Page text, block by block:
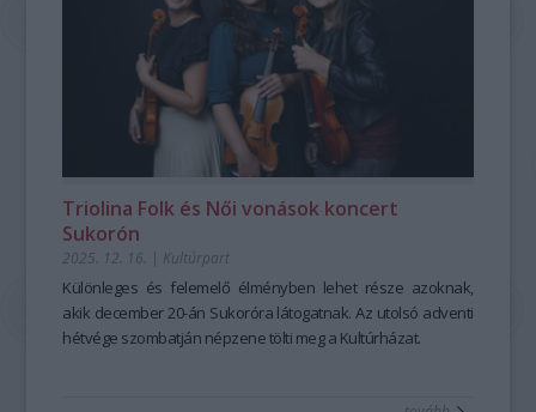
Triolina Folk és Női vonások koncert
Sukorón
2025. 12. 16. | Kultúrpart
Különleges és felemelő élményben lehet része azoknak,
akik december 20-án Sukoróra látogatnak. Az utolsó adventi
hétvége szombatján népzene tölti meg a Kultúrházat.